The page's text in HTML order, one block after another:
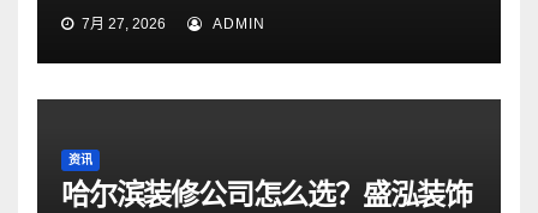
7月 27, 2026 ADMIN
资讯
哈尔滨装修公司怎么选？盛泓装饰